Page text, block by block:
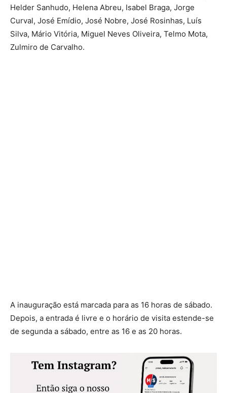
Helder Sanhudo, Helena Abreu, Isabel Braga, Jorge
Curval, José Emídio, José Nobre, José Rosinhas, Luís
Silva, Mário Vitória, Miguel Neves Oliveira, Telmo Mota,
Zulmiro de Carvalho.
A inauguração está marcada para as 16 horas de sábado.
Depois, a entrada é livre e o horário de visita estende-se
de segunda a sábado, entre as 16 e as 20 horas.